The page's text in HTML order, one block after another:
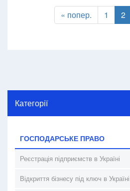
« попер. 1 2
Категорії
ГОСПОДАРСЬКЕ ПРАВО
Реєстрація підприємств в Україні
Відкриття бізнесу під ключ в Україні